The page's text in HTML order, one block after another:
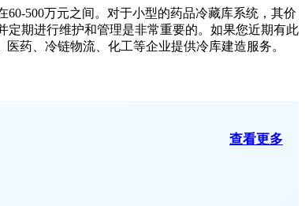
500万元之间。对于小型的药品冷藏库系统，其价
期进行维护和管理是非常重要的。如果您近期有此
药、冷链物流、化工等企业提供冷库建造服务。
查看更多